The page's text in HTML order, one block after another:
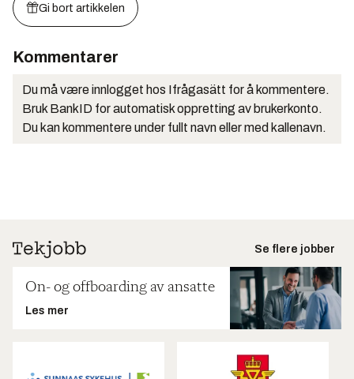
Gi bort artikkelen
Kommentarer
Du må være innlogget hos Ifrågasätt for å kommentere.
Bruk BankID for automatisk oppretting av brukerkonto.
Du kan kommentere under fullt navn eller med kallenavn.
Se flere jobber
On- og offboarding av ansatte
Les mer